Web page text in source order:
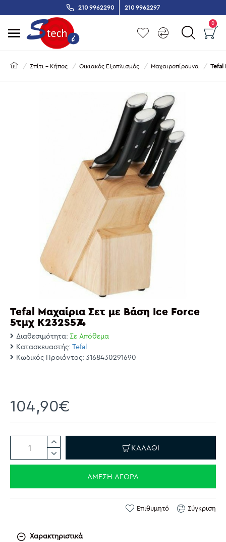
210 9962290 210 9962297
0
Σπίτι - Κήπος Οικιακός Εξοπλισμός Μαχαιροπίρουνα Tefal
Tefal Μαχαίρια Σετ με Βάση Ice Force
5τμχ K232S574
Διαθεσιμότητα: Σε Απόθεμα
Κατασκευαστής: Tefal
Κωδικός Προϊόντος: 3168430291690
104,90€
ΚΑΛΆΘΙ
ΆΜΕΣΗ ΑΓΟΡΆ
Επιθυμητό Σύγκριση
Χαρακτηριστικά